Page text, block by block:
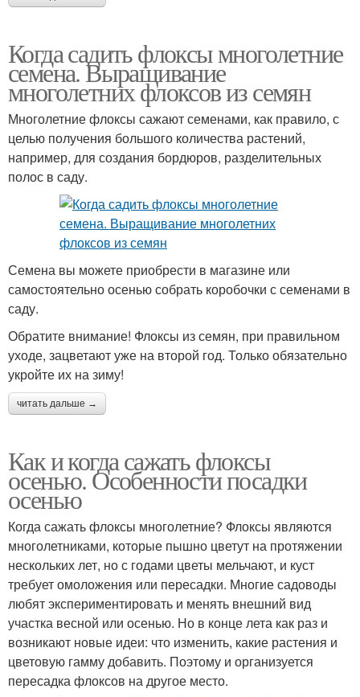
Когда садить флоксы многолетние
семена. Выращивание
многолетних флоксов из семян
Многолетние флоксы сажают семенами, как правило, с
целью получения большого количества растений,
например, для создания бордюров, разделительных
полос в саду.
Семена вы можете приобрести в магазине или
самостоятельно осенью собрать коробочки с семенами в
саду.
Обратите внимание! Флоксы из семян, при правильном
уходе, зацветают уже на второй год. Только обязательно
укройте их на зиму!
читать дальше →
Как и когда сажать флоксы
осенью. Особенности посадки
осенью
Когда сажать флоксы многолетние? Флоксы являются
многолетниками, которые пышно цветут на протяжении
нескольких лет, но с годами цветы мельчают, и куст
требует омоложения или пересадки. Многие садоводы
любят экспериментировать и менять внешний вид
участка весной или осенью. Но в конце лета как раз и
возникают новые идеи: что изменить, какие растения и
цветовую гамму добавить. Поэтому и организуется
пересадка флоксов на другое место.